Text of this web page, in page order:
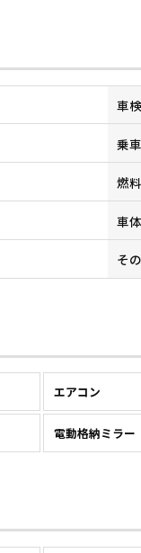
車検
乗
燃料
車
そ
エアコン
電動格納ミラー